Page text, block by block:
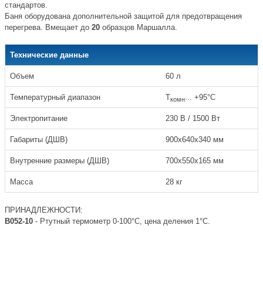
стандартов.
Баня оборудована дополнительной защитой для предотвращения
перегрева. Вмещает до 20 образцов Маршалла.
Технические данные
Объем 60 л
Температурный диапазон Ткомн... +95°С
Электропитание 230 В / 1500 Вт
Габариты (ДШВ) 900х640х340 мм
Внутренние размеры (ДШВ) 700х550х165 мм
Масса 28 кг
ПРИНАДЛЕЖНОСТИ:
B052-10 - Ртутный термометр 0-100°С, цена деления 1°С.